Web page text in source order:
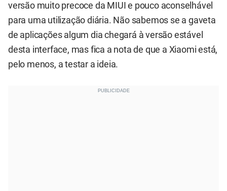
versão muito precoce da MIUI e pouco aconselhável
para uma utilização diária. Não sabemos se a gaveta
de aplicações algum dia chegará à versão estável
desta interface, mas fica a nota de que a Xiaomi está,
pelo menos, a testar a ideia.